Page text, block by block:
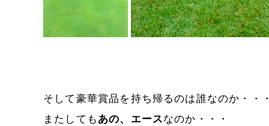
そして豪華賞品を持ち帰るのは誰なのか・・
またしても あの、エースなのか・・・